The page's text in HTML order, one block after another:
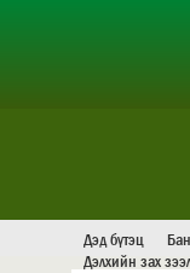
Дэд бүтэц
Дэлхийн зах